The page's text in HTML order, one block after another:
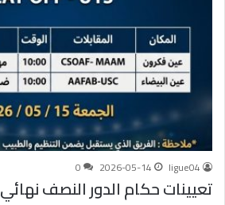
ligue04
2026-05-14
0
تعيينات حكام الدور النصف نهائي U13